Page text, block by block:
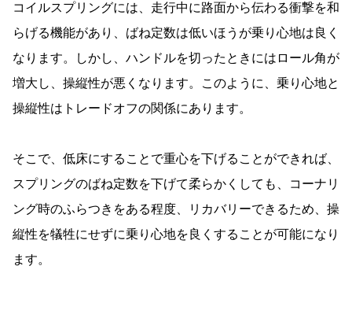
コイルスプリングには、走行中に路面から伝わる衝撃を和
らげる機能があり、ばね定数は低いほうが乗り心地は良く
なります。しかし、ハンドルを切ったときにはロール角が
増大し、操縦性が悪くなります。このように、乗り心地と
操縦性はトレードオフの関係にあります。
そこで、低床にすることで重心を下げることができれば、
スプリングのばね定数を下げて柔らかくしても、コーナリ
ング時のふらつきをある程度、リカバリーできるため、操
縦性を犠牲にせずに乗り心地を良くすることが可能になり
ます。